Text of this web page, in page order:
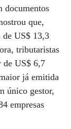
documentos
que,
de US$ 13,3
tributaristas
de US$ 6,7
já emitida
único gestor,
empresas